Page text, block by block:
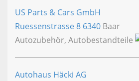
US Parts & Cars GmbH
Ruessenstrasse 8 6340 Baar
Autozubehör, Autobestandteile
Autohaus Häcki AG